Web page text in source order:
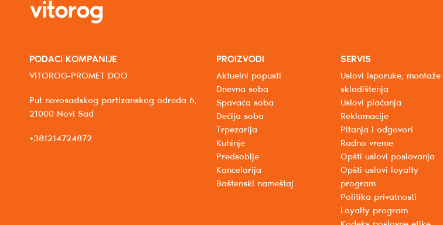
PODACI KOMPANIJE
VITOROG-PROMET DOO
Put novosadskog partizanskog odreda 6,
21000 Novi Sad
+381214724872
PROIZVODI
Aktuelni popusti
Dnevna soba
Spavaća soba
Dečija soba
Trpezarija
Kuhinje
Predsoblje
Kancelarija
Baštenski nameštaj
SERVIS
Uslovi isporuke, montaže
skladištenja
Uslovi plaćanja
Reklamacije
Pitanja i odgovori
Radno vreme
Opšti uslovi poslovanja
Opšti uslovi loyalty
program
Politika privatnosti
Loyalty program